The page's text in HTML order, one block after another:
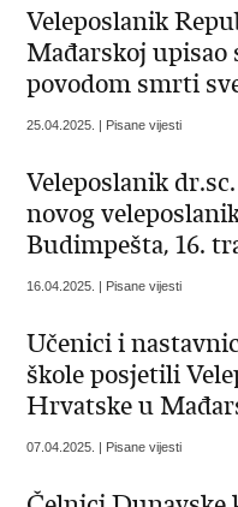
Veleposlanik
Mađarskoj upisao
povodom smrti
25.04.2025. | Pisane vijesti
Veleposlanik
novog
Budimpešta, 16.
16.04.2025. | Pisane vijesti
Učenici i
škole posjetili
Hrvatske u
07.04.2025. | Pisane vijesti